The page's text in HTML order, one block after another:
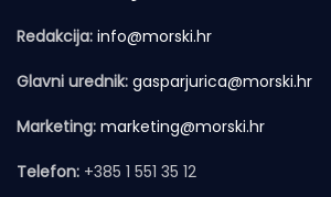
Redakcija: info@morski.hr
Glavni urednik: gasparjurica@morski.hr
Marketing: marketing@morski.hr
Telefon: +385 1 551 35 12